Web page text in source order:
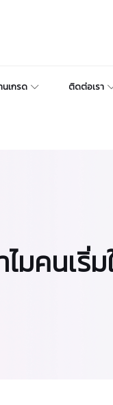
นเกรด ติดต่อเรา
มคนเริ่